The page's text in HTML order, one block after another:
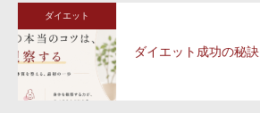
ダイエット
ダイエット成功の秘訣